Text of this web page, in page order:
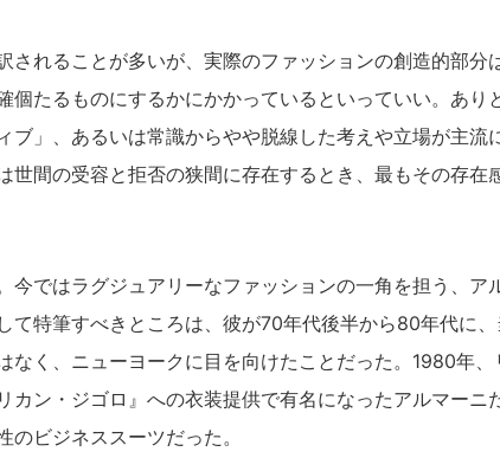
れることが多いが、実際のファッションの創造的部分
個たるものにするかにかかっているといっていい。あり
ブ」、あるいは常識からやや脱線した考えや立場が主流
世間の受容と拒否の狭間に存在するとき、最もその存在
ではラグジュアリーなファッションの一角を担う、ア
て特筆すべきところは、彼が70年代後半から80年代に
なく、ニューヨークに目を向けたことだった。1980年、
カン・ジゴロ』への衣装提供で有名になったアルマーニ
ビジネススーツだった。